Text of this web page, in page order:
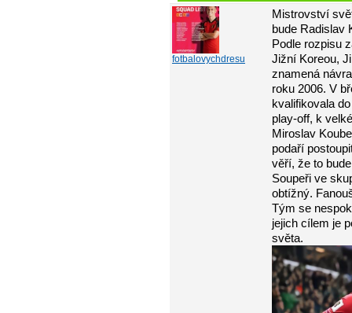
fotbalovychdresu
Mistrovství
bude Radislav
Podle rozpisu
Jižní Koreou,
znamená
roku 2006. V
kvalifikovala
play-off, k
Miroslav
podaří
věří, že to
Soupeři ve
obtížný.
Tým se
jejich cílem je
světa.